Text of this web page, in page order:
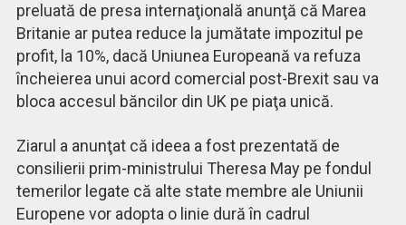
preluată de presa internaţională anunţă că Marea
Britanie ar putea reduce la jumătate impozitul pe
profit, la 10%, dacă Uniunea Europeană va refuza
încheierea unui acord comercial post-Brexit sau va
bloca accesul băncilor din UK pe piaţa unică.
Ziarul a anunţat că ideea a fost prezentată de
consilierii prim-ministrului Theresa May pe fondul
temerilor legate că alte state membre ale Uniunii
Europene vor adopta o linie dură în cadrul